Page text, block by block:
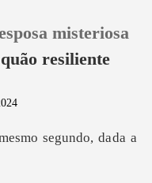
misteriosa
resiliente
segundo, da